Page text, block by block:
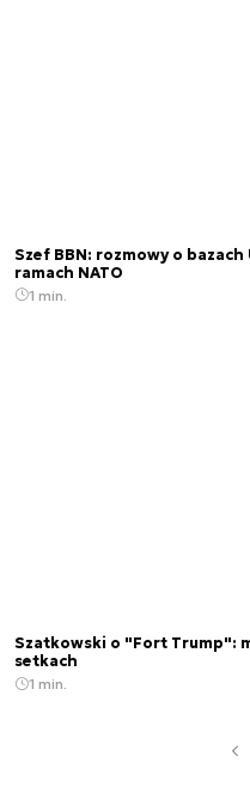
Szef BBN: rozmowy o
ramach NATO
1 min.
Szatkowski o "Fort Trump":
setkach
1 min.